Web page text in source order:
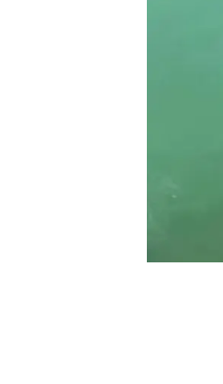
Funcionamiento de los